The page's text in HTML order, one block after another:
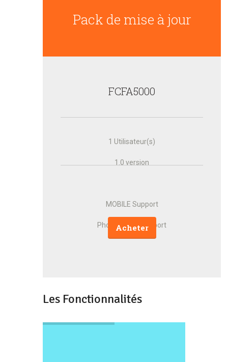
Pack de mise à jour
FCFA5000
1 Utilisateur(s)
1.0 version
MOBILE Support
Phone & Mail Support
Acheter
Les Fonctionnalités